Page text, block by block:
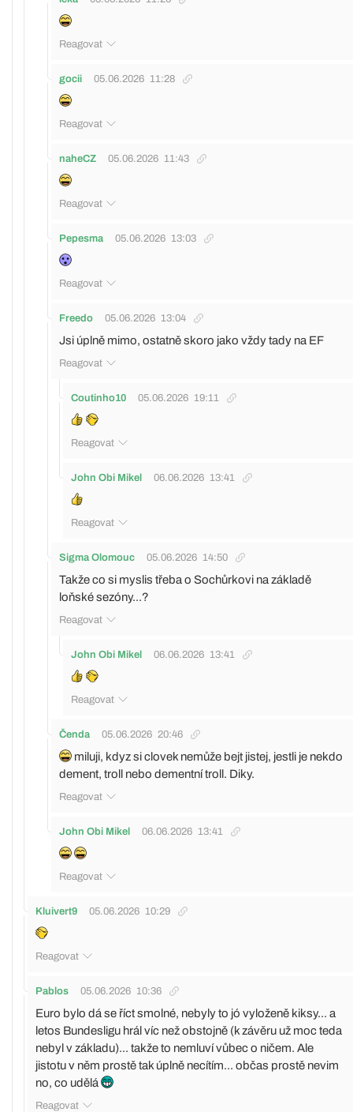
Reagovat
gocii 05.06.2026 11:28
Reagovat
naheCZ 05.06.2026 11:43
Reagovat
Pepesma 05.06.2026 13:03
Reagovat
Freedo 05.06.2026 13:04
Jsi úplně mimo, ostatně skoro jako vždy tady na EF
Reagovat
Coutinho10 05.06.2026 19:11
Reagovat
John Obi Mikel 06.06.2026 13:41
Reagovat
Sigma Olomouc 05.06.2026 14:50
Takže co si myslis třeba o Sochůrkovi na základě
loňské sezóny...?
Reagovat
John Obi Mikel 06.06.2026 13:41
Reagovat
Čenda 05.06.2026 20:46
miluji, kdyz si clovek nemůže bejt jistej, jestli je nekdo
dement, troll nebo dementní troll. Diky.
Reagovat
John Obi Mikel 06.06.2026 13:41
Reagovat
Kluivert9 05.06.2026 10:29
Reagovat
Pablos 05.06.2026 10:36
Euro bylo dá se říct smolné, nebyly to jó vyloženě kiksy... a
letos Bundesligu hrál víc než obstojně (k závěru už moc teda
nebyl v základu)... takže to nemluví vůbec o ničem. Ale
jistotu v něm prostě tak úplně necítím... občas prostě nevim
no, co udělá
Reagovat